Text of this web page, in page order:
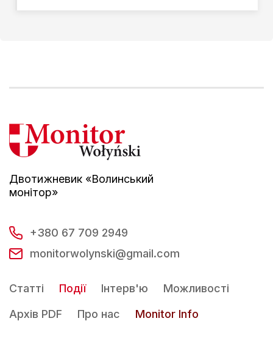
Двотижневик «Волинський
монітор»
+380 67 709 2949
monitorwolynski@gmail.com
Статті Події Інтерв'ю
Можливості
Архів PDF
Про нас Monitor Info